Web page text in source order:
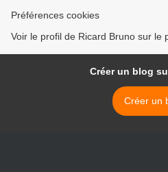
Préférences cookies
Voir le profil de Ricard Bruno sur le
Créer un blog
Créer un